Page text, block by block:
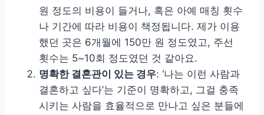
원 정도의 비용이 들거나, 혹은 아예 매칭 횟수
나 기간에 따라 비용이 책정됩니다. 제가 이용
했던 곳은 6개월에 150만 원 정도였고, 주선
횟수는 5~10회 정도였던 것 같아요.
명확한 결혼관이 있는 경우: ‘나는 이런 사람과
결혼하고 싶다’는 기준이 명확하고, 그걸 충족
시키는 사람을 효율적으로 만나고 싶은 분들에